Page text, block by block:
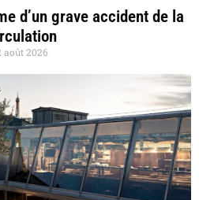
d’un grave accident de la
août 2026